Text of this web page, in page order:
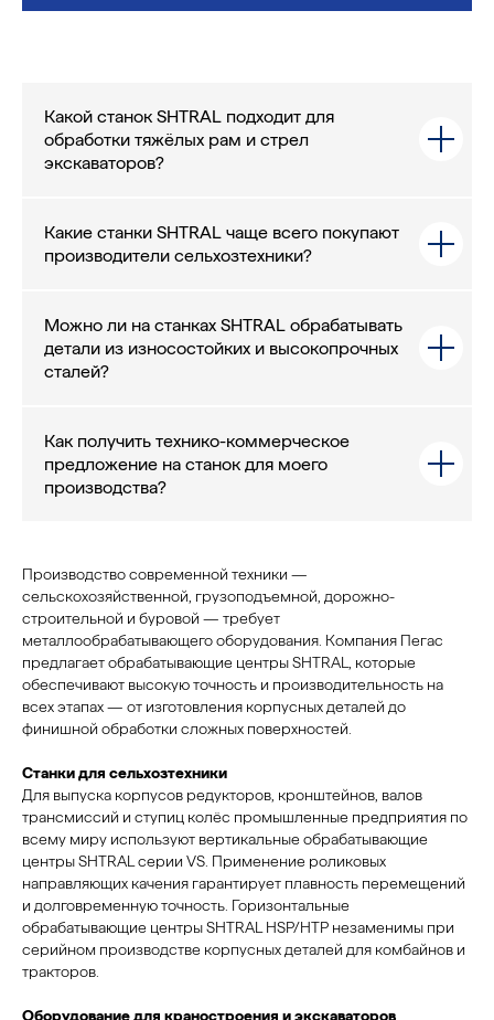
Какой станок SHTRAL подходит для
обработки тяжёлых рам и стрел
экскаваторов?
Какие станки SHTRAL чаще всего покупают
производители сельхозтехники?
Можно ли на станках SHTRAL обрабатывать
детали из износостойких и высокопрочных
сталей?
Как получить технико-коммерческое
предложение на станок для моего
производства?
Производство современной техники —
сельскохозяйственной, грузоподъемной, дорожно-
строительной и буровой — требует
металлообрабатывающего оборудования. Компания Пегас
предлагает обрабатывающие центры SHTRAL, которые
обеспечивают высокую точность и производительность на
всех этапах — от изготовления корпусных деталей до
финишной обработки сложных поверхностей.
Станки для сельхозтехники
Для выпуска корпусов редукторов, кронштейнов, валов
трансмиссий и ступиц колёс промышленные предприятия по
всему миру используют вертикальные обрабатывающие
центры SHTRAL серии VS. Применение роликовых
направляющих качения гарантирует плавность перемещений
и долговременную точность. Горизонтальные
обрабатывающие центры SHTRAL HSP/HTP незаменимы при
серийном производстве корпусных деталей для комбайнов и
тракторов.
Оборудование для краностроения и экскаваторов